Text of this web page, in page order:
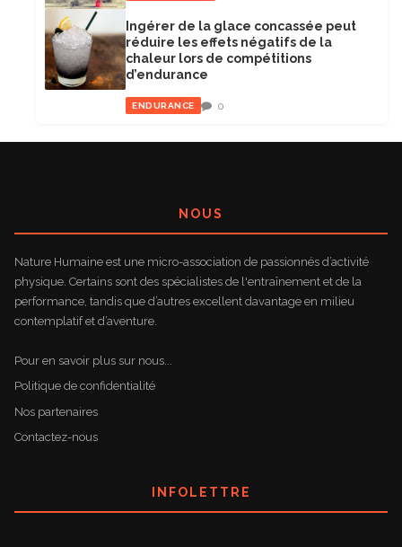
Ingérer de la glace concassée peut
réduire les effets négatifs de la
chaleur lors de compétitions
d’endurance
ENDURANCE 0
NOUS
Nature Humaine est une micro-association de passionnés d’activité
physique. Certains sont des spécialistes de l'entraînement et de la
performance, tandis que d’autres excellent davantage en milieu
contemplatif et d’aventure.
Pour en savoir plus sur nous...
Politique de confidentialité
Nos partenaires
Contactez-nous
INFOLETTRE